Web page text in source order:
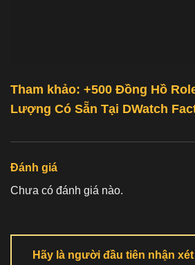
Tham khảo: +500 Đồng Hồ
Lượng Có Sẵn Tại DWatch
Đánh giá
Chưa có đánh giá nào.
Hãy là người đầu tiên nhận xét